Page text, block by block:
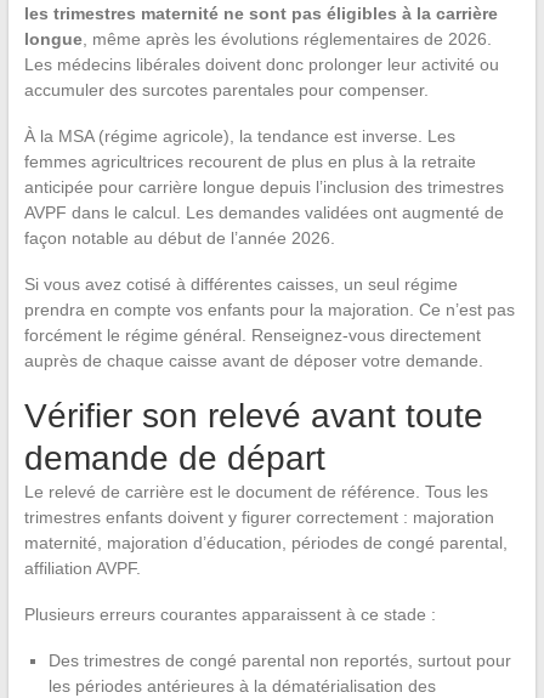
les trimestres maternité ne sont pas éligibles à la carrière
longue, même après les évolutions réglementaires de 2026.
Les médecins libérales doivent donc prolonger leur activité ou
accumuler des surcotes parentales pour compenser.
À la MSA (régime agricole), la tendance est inverse. Les
femmes agricultrices recourent de plus en plus à la retraite
anticipée pour carrière longue depuis l’inclusion des trimestres
AVPF dans le calcul. Les demandes validées ont augmenté de
façon notable au début de l’année 2026.
Si vous avez cotisé à différentes caisses, un seul régime
prendra en compte vos enfants pour la majoration. Ce n’est pas
forcément le régime général. Renseignez-vous directement
auprès de chaque caisse avant de déposer votre demande.
Vérifier son relevé avant toute
demande de départ
Le relevé de carrière est le document de référence. Tous les
trimestres enfants doivent y figurer correctement : majoration
maternité, majoration d’éducation, périodes de congé parental,
affiliation AVPF.
Plusieurs erreurs courantes apparaissent à ce stade :
Des trimestres de congé parental non reportés, surtout pour
les périodes antérieures à la dématérialisation des